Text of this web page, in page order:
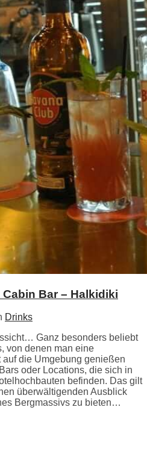
Bar – Halkidiki
Drinks
Ganz besonders beliebt
von denen man eine
die Umgebung genießen
oder Locations, die sich in
befinden. Das gilt
überwältigenden Ausblick
Bergmassivs zu bieten…